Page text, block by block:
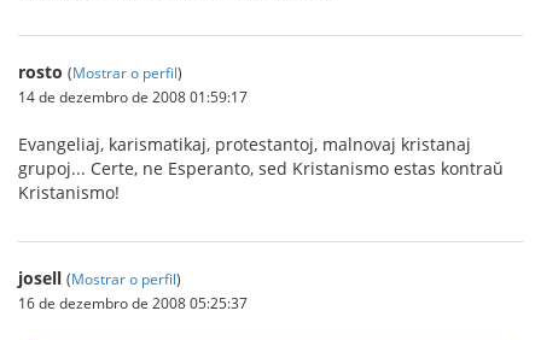
rosto (Mostrar o perfil)
14 de dezembro de 2008 01:59:17
Evangeliaj, karismatikaj, protestantoj, malnovaj kristanaj
grupoj... Certe, ne Esperanto, sed Kristanismo estas kontraŭ
Kristanismo!
josell (Mostrar o perfil)
16 de dezembro de 2008 05:25:37